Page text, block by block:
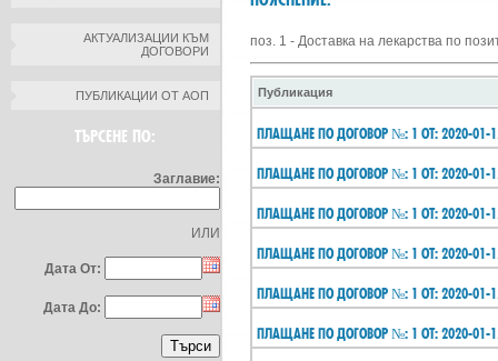
АКТУАЛИЗАЦИИ КЪМ
ДОГОВОРИ
ПУБЛИКАЦИИ ОТ АОП
ТЪРСЕНЕ ПО:
Заглавие:
ИЛИ
Дата От:
Дата До:
поз. 1 - Доставка на лекарства по
Публикация
ПЛАЩАНЕ ПО ДОГОВОР №: 1 ОТ: 2020-01-
ПЛАЩАНЕ ПО ДОГОВОР №: 1 ОТ: 2020-01-
ПЛАЩАНЕ ПО ДОГОВОР №: 1 ОТ: 2020-01-
ПЛАЩАНЕ ПО ДОГОВОР №: 1 ОТ: 2020-01-
ПЛАЩАНЕ ПО ДОГОВОР №: 1 ОТ: 2020-01-
ПЛАЩАНЕ ПО ДОГОВОР №: 1 ОТ: 2020-01-